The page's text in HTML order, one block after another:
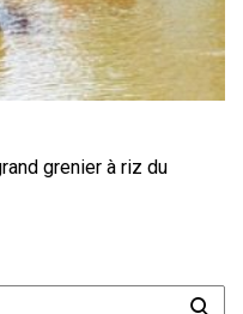
grenier à riz du